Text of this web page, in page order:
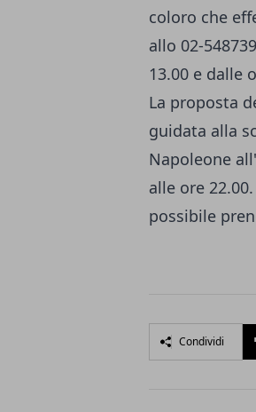
coloro che
allo 02-
13.00 e dalle
La proposta
guidata alla
Napoleone
alle ore
possibile
Condividi